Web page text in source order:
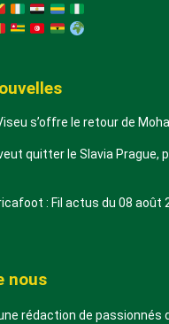
s’offre le retour de
quitter le Slavia Prague,
: Fil actus du 08 août
nous
rédaction de passionnés